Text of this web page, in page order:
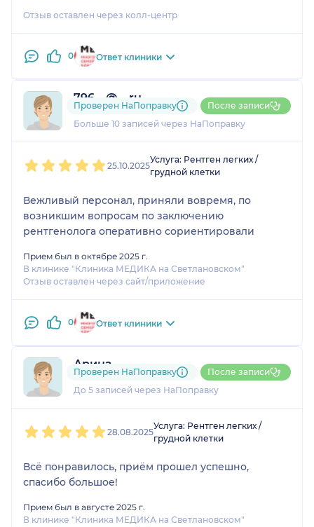
Отзыв оставлен через колл-центр
0 Ответ клиники
796....@....ru
3 отзываи 2 оценки
Больше 10 записей через НаПоправку
Проверен НаПоправку После записи
25.10.2025
Услуга: Рентген легких /
грудной клетки
Вежливый персонал, приняли вовремя, по
возникшим вопросам по заключению
рентгенолога оперативно сориентировали
Прием был в октябре 2025 г.
В клинике "Клиника МЕДИКА на Светлановском"
Отзыв оставлен через сайт/приложение
0 Ответ клиники
Арина
3 отзыва
До 5 записей через НаПоправку
Проверен НаПоправку После записи
28.08.2025
Услуга: Рентген легких /
грудной клетки
Всё понравилось, приём прошел успешно,
спасибо большое!
Прием был в августе 2025 г.
В клинике "Клиника МЕДИКА на Светлановском"